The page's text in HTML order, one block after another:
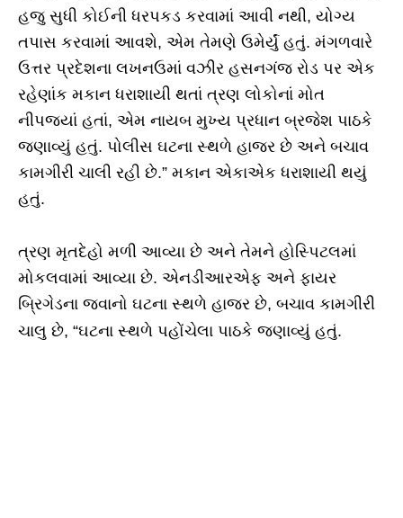
હજુ સુધી કોઈની ધરપકડ કરવામાં આવી નથી, યોગ્ય
તપાસ કરવામાં આવશે, એમ તેમણે ઉમેર્યું હતું. મંગળવારે
ઉત્તર પ્રદેશના લખનઉમાં વઝીર હસનગંજ રોડ પર એક
રહેણાંક મકાન ધરાશાયી થતાં ત્રણ લોકોનાં મોત
નીપજ્યાં હતાં, એમ નાયબ મુખ્ય પ્રધાન બ્રજેશ પાઠકે
જણાવ્યું હતું. પોલીસ ઘટના સ્થળે હાજર છે અને બચાવ
કામગીરી ચાલી રહી છે.” મકાન એકાએક ધરાશાયી થયું
હતું.
ત્રણ મૃતદેહો મળી આવ્યા છે અને તેમને હોસ્પિટલમાં
મોકલવામાં આવ્યા છે. એનડીઆરએફ અને ફાયર
બ્રિગેડના જવાનો ઘટના સ્થળે હાજર છે, બચાવ કામગીરી
ચાલુ છે, “ઘટના સ્થળે પહોંચેલા પાઠકે જણાવ્યું હતું.